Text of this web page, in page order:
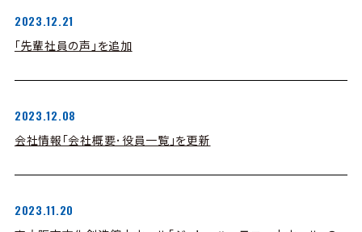
2023.12.21
「先輩社員の声」を追加
2023.12.08
会社情報「会社概要･役員一覧」を更新
2023.11.20